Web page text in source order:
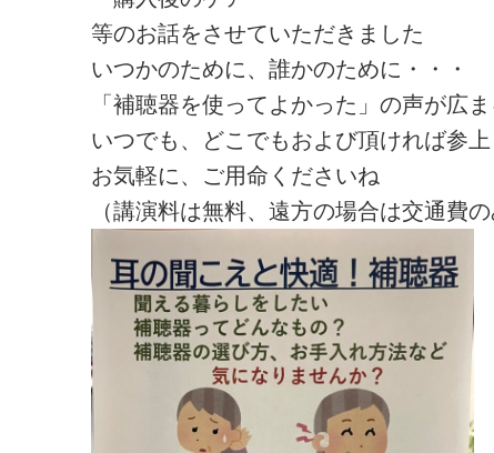
等のお話をさせていただきました
いつかのために、誰かのために・・・
「補聴器を使ってよかった」の声が広ま
いつでも、どこでもおよび頂ければ参
お気軽に、ご用命くださいね
（講演料は無料、遠方の場合は交通費